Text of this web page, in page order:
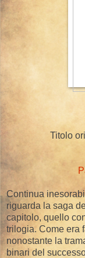
Titolo
Continua
riguarda la saga
capitolo, quello
trilogia. Come era
nonostante la
binari del